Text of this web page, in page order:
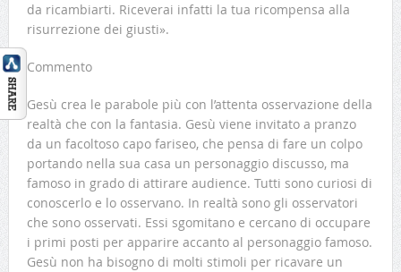
da ricambiarti. Riceverai infatti la tua ricompensa alla
risurrezione dei giusti».
Commento
Gesù crea le parabole più con l’attenta osservazione della
realtà che con la fantasia. Gesù viene invitato a pranzo
da un facoltoso capo fariseo, che pensa di fare un colpo
portando nella sua casa un personaggio discusso, ma
famoso in grado di attirare audience. Tutti sono curiosi di
conoscerlo e lo osservano. In realtà sono gli osservatori
che sono osservati. Essi sgomitano e cercano di occupare
i primi posti per apparire accanto al personaggio famoso.
Gesù non ha bisogno di molti stimoli per ricavare un